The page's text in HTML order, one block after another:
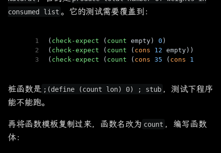
consumed list 。它的测试需要覆盖到：
1
2
3
( check-expect ( count empty) 0 )
( check-expect ( count ( cons 12 empty)) (
( check-expect ( count ( cons 35 ( cons 12
桩函数是 ;(define (count lon) 0) ; stub ，测试下程序
能不能跑。
再将函数模板复制过来，函数名改为 count ，编写函数
体：